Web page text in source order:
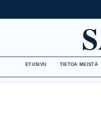
ETUSIVU TIETOA MEISTÄ